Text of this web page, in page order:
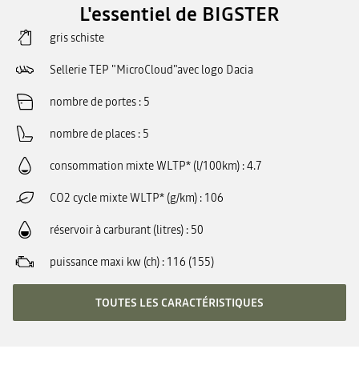
L'essentiel de BIGSTER
gris schiste
Sellerie TEP "MicroCloud"avec logo Dacia
nombre de portes 5
nombre de places 5
consommation mixte WLTP* (l/100km) 4.7
CO2 cycle mixte WLTP* (g/km) 106
réservoir à carburant (litres) 50
puissance maxi kw (ch) 116 (155)
TOUTES LES CARACTÉRISTIQUES